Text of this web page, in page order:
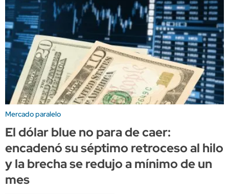
Mercado paralelo
El dólar blue no para de caer:
encadenó su séptimo retroceso al hilo
y la brecha se redujo a mínimo de un
mes